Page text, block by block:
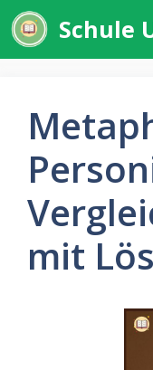
Zum
Inhalt
springen
Schule
mit